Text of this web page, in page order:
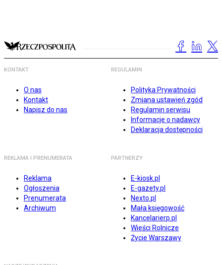
KONTAKT
O nas
Kontakt
Napisz do nas
REGULAMIN
Polityka Prywatności
Zmiana ustawień zgód
Regulamin serwisu
Informacje o nadawcy
Deklaracja dostępności
REKLAMA I PRENUMERATA
Reklama
Ogłoszenia
Prenumerata
Archiwum
PARTNERZY
E-kiosk.pl
E-gazety.pl
Nexto.pl
Mała księgowość
Kancelarierp.pl
Wieści Rolnicze
Życie Warszawy